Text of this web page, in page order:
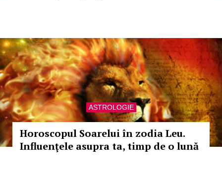
ASTROLOGIE
Horoscopul Soarelui în zodia Leu.
Influenţele asupra ta, timp de o lună